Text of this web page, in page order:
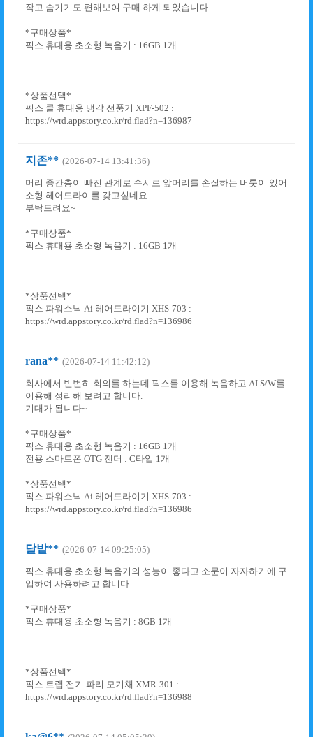
작고 숨기기도 편해보여 구매 하게 되었습니다
*구매상품*
픽스 휴대용 초소형 녹음기 : 16GB 1개
*상품선택*
픽스 쿨 휴대용 냉각 선풍기 XPF-502 :
https://wrd.appstory.co.kr/rd.flad?n=136987
지존** (2026-07-14 13:41:36)
머리 중간층이 빠진 관계로 수시로 앞머리를 손질하는 버룻이 있어
소형 헤어드라이를 갖고싶네요
부탁드려요~
*구매상품*
픽스 휴대용 초소형 녹음기 : 16GB 1개
*상품선택*
픽스 파워소닉 Ai 헤어드라이기 XHS-703 :
https://wrd.appstory.co.kr/rd.flad?n=136986
rana** (2026-07-14 11:42:12)
회사에서 빈번히 회의를 하는데 픽스를 이용해 녹음하고 AI S/W를
이용해 정리해 보려고 합니다.
기대가 됩니다~
*구매상품*
픽스 휴대용 초소형 녹음기 : 16GB 1개
전용 스마트폰 OTG 젠더 : C타입 1개
*상품선택*
픽스 파워소닉 Ai 헤어드라이기 XHS-703 :
https://wrd.appstory.co.kr/rd.flad?n=136986
달밭** (2026-07-14 09:25:05)
픽스 휴대용 초소형 녹음기의 성능이 좋다고 소문이 자자하기에 구
입하여 사용하려고 합니다
*구매상품*
픽스 휴대용 초소형 녹음기 : 8GB 1개
*상품선택*
픽스 트랩 전기 파리 모기채 XMR-301 :
https://wrd.appstory.co.kr/rd.flad?n=136988